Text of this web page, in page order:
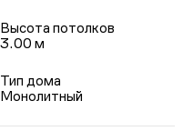
Высота потолков
3.00 м
Тип дома
Монолитный